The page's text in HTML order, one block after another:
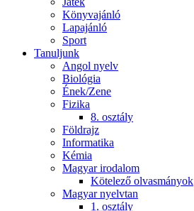
Könyvajánló
Lapajánló
Sport
Tanuljunk
Angol nyelv
Biológia
Ének/Zene
Fizika
8. osztály
Földrajz
Informatika
Kémia
Magyar irodalom
Kötelező olvasmányok
Magyar nyelvtan
1. osztály